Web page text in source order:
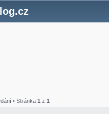
• Stránka 1 z 1